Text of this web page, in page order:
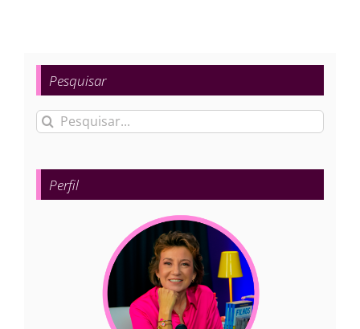
Pesquisar
Buscar
para:
Perfil